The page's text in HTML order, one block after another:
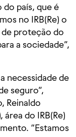
país, que é
no IRB(Re) o
proteção do
a sociedade”,
necessidade de
seguro”,
Reinaldo
do IRB(Re)
“Estamos